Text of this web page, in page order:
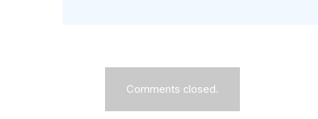
Comments closed.